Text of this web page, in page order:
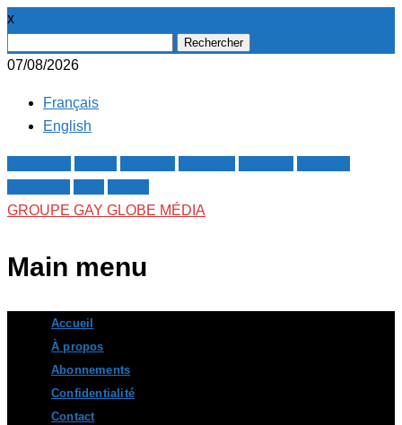
x
07/08/2026
Français
English
GROUPE GAY GLOBE MÉDIA
Main menu
content
Accueil
À propos
Abonnements
Confidentialité
Contact